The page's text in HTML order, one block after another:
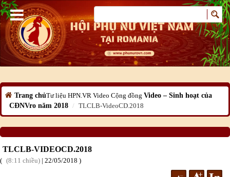
Trang chủTư liệu HPN.VR Video Cộng đồng Video – Sinh hoạt của
CĐNVro năm 2018
TLCLB-VideoCD.2018
TLCLB-VIDEOCD.2018
8:11 chiều | 22/05/2018